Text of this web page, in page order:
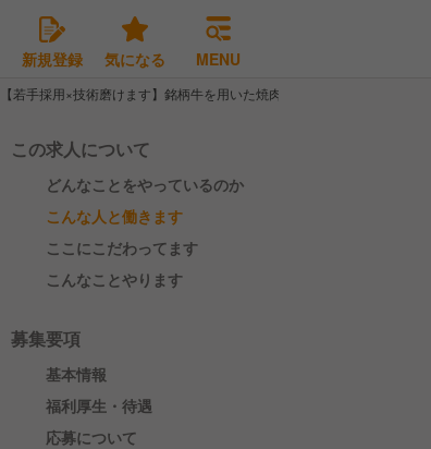
新規登録 気になる MENU
【若手採用×技術磨けます】銘柄牛を用いた焼肉店で若手調理スタッフ募
この求人について
どんなことをやっているのか
こんな人と働きます
ここにこだわってます
こんなことやります
募集要項
基本情報
福利厚生・待遇
応募について